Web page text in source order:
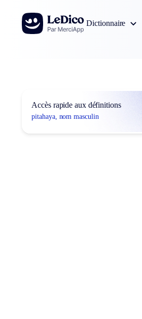
Aller au contenu
Dictionnaire
Accès rapide aux définitions
pitahaya, nom masculin